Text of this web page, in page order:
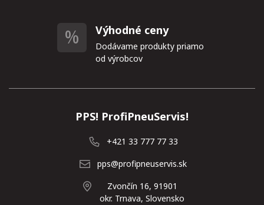
Výhodné ceny
Dodávame produkty priamo
od výrobcov
PPS! ProfiPneuServis!
+421 33 777 77 33
pps@profipneuservis.sk
Zvončín 16, 91901
okr. Trnava, Slovensko